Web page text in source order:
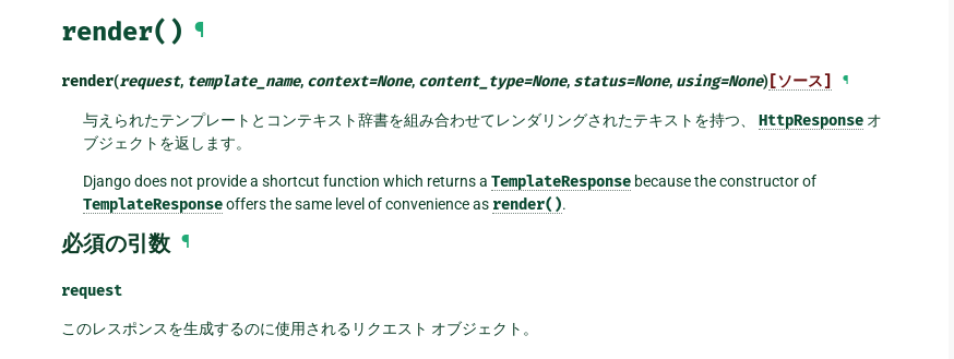
render() ¶
render(request, template_name, context=None, content_type=None, status=None, using=None) [ソース] ¶
与えられたテンプレートとコンテキスト辞書を組み合わせてレンダリングされたテキストを持つ、 HttpResponseオ
ブジェクトを返します。
Django does not provide a shortcut function which returns a TemplateResponsebecause the constructor of
TemplateResponseoffers the same level of convenience as render().
必須の引数 ¶
request
このレスポンスを生成するのに使用されるリクエスト オブジェクト。